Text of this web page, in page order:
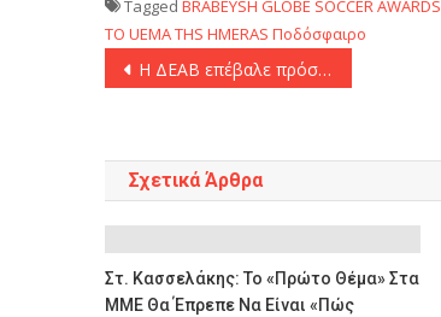
Tagged BRABEYSH GLOBE SOCCER AWARDS
TO UEMA THS HMERAS Ποδόσφαιρο
Πλοήγηση
Η ΔΕΑΒ επέβαλε πρόστιμο 50.000 ευρώ στον ΠΑΟΚ
Σχετικά Άρθρα
Στ. Κασσελάκης: Το «πρώτο Θέμα» Στα
ΜΜΕ Θα Έπρεπε Να Είναι «πώς